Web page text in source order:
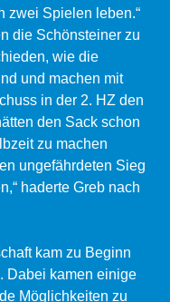
zwei Spielen leben.“
die Schönsteiner zu
wie die
und machen mit
in der 2. HZ den
den Sack schon
zu machen
ungefährdeten Sieg
haderte Greb nach
kam zu Beginn
Dabei kamen einige
Möglichkeiten zu